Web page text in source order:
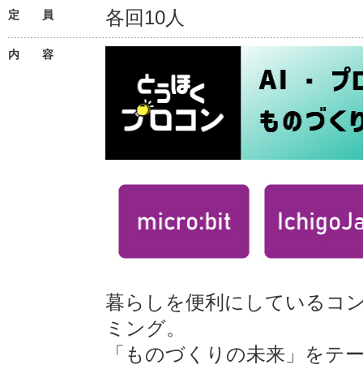
定 員 各回10人
内 容
暮らしを便利にしているコ
ミング。
「ものづくりの未来」をテ